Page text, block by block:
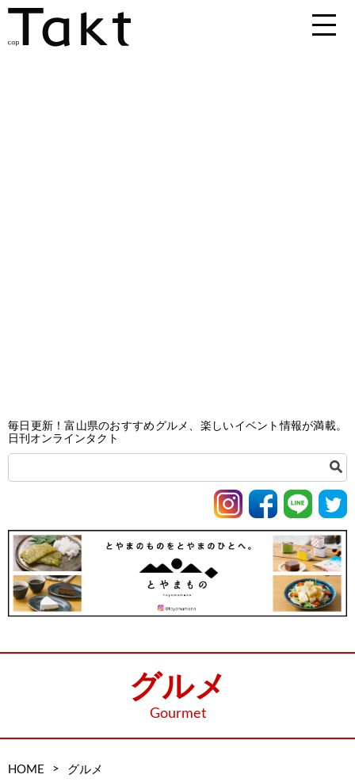
毎日更新！富山県のおすすめグルメ、楽しいイベント情報が満載。
日刊オンラインタクト
グルメ
Gourmet
HOME > グルメ